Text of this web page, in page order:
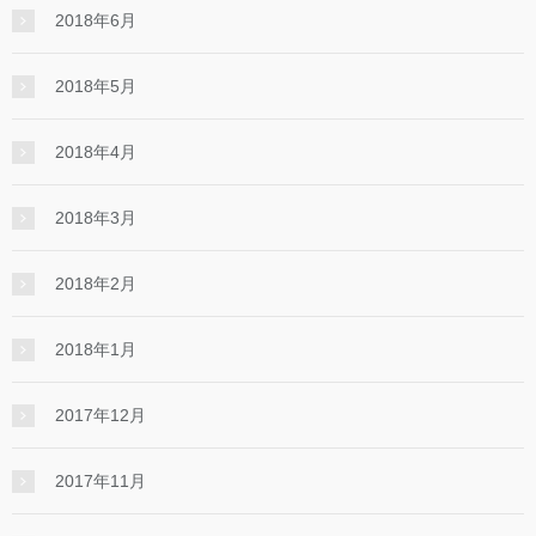
2018年6月
2018年5月
2018年4月
2018年3月
2018年2月
2018年1月
2017年12月
2017年11月